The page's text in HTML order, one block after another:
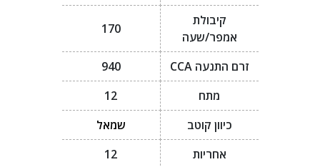
קיבולת
אמפר/שעה
170
זרם התנעה CCA
940
מתח
12
כיוון קוטב
שמאל
אחריות
12